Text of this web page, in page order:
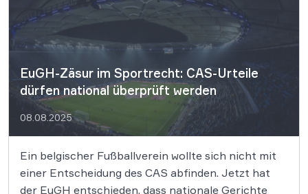
EuGH-Zäsur im Sportrecht: CAS-Urteile
dürfen national überprüft werden
08.08.2025
Ein belgischer Fußballverein wollte sich nicht mit
einer Entscheidung des CAS abfinden. Jetzt hat
der EuGH entschieden, dass nationale Gerichte